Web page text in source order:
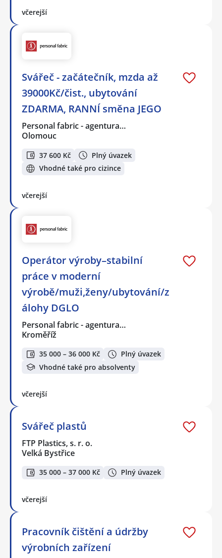
včerejší
Svářeč - začátečník, mzda až
39000Kč/čist., ubytování
ZDARMA, RANNÍ směna JEGO
Personal fabric - agentura…
Olomouc
37 600 Kč
Plný úvazek
Vhodné také pro cizince
včerejší
Operátor výroby–stabilní
práce v moderní
výrobě/muži,ženy/ubytování/z
álohy DGLO
Personal fabric - agentura…
Kroměříž
35 000 – 36 000 Kč
Plný úvazek
Vhodné také pro absolventy
včerejší
Svářeč plastů
FTP Plastics, s. r. o.
Velká Bystřice
35 000 – 37 000 Kč Plný úvazek
včerejší
Pracovník čištění a údržby
výrobních zařízení